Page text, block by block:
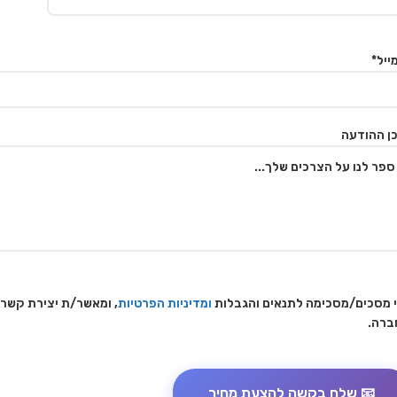
ההודעה
מסכים/מסכימה לתנאים והגבלות ומדיניות הפרטיות, ומאשר/ת יצירת